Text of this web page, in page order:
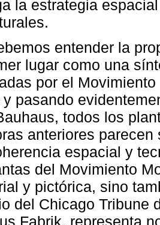
la estrategia
entender la
lugar como una
por el
y pasando
todos los
anteriores
espacial y
del Movimiento
y pictórica, sino
del Chicago Tribune
Fabrik, representa